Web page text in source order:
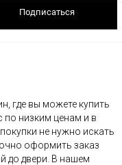
Подписаться
где вы можете купить
низким ценам и в
не нужно искать
оформить заказ
до двери. В нашем